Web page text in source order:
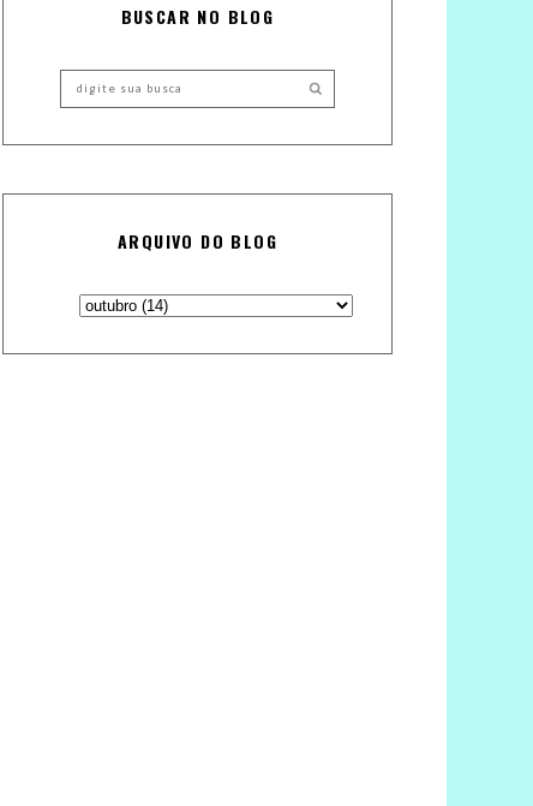
BUSCAR NO BLOG
ARQUIVO DO BLOG